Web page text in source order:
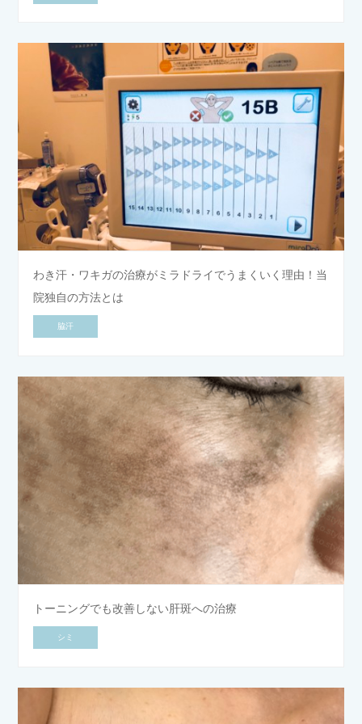
わき汗・ワキガの治療がミラドライでうまくいく理由！当
院独自の方法とは
脇汗
トーニングでも改善しない肝斑への治療
シミ